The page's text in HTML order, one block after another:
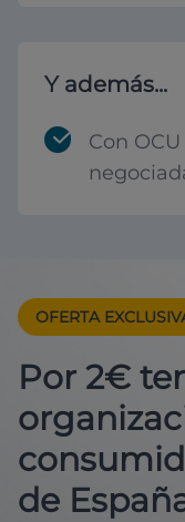
Y además...
Con
OFERTA
Por 2€
de